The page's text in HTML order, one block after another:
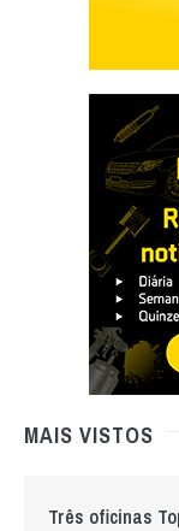
MAIS VISTOS
Três oficinas